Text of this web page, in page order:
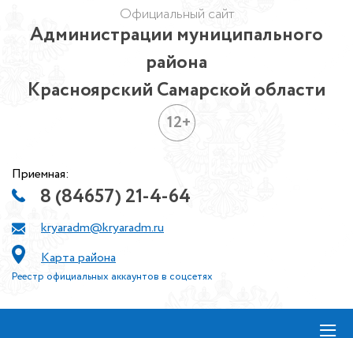
Официальный сайт
Администрации муниципального
района
Красноярский Самарской области
12+
Приемная:
8 (84657) 21-4-64
kryaradm@kryaradm.ru
Карта района
Реестр официальных аккаунтов в соцсетях